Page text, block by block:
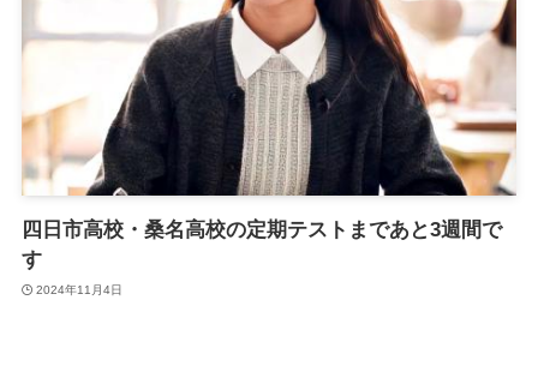
四日市高校・桑名高校の定期テストまであと3週間で
す
2024年11月4日